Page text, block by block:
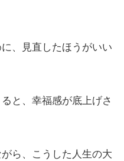
、見直したほうがいい
と、幸福感が底上げさ
ら、こうした人生の大